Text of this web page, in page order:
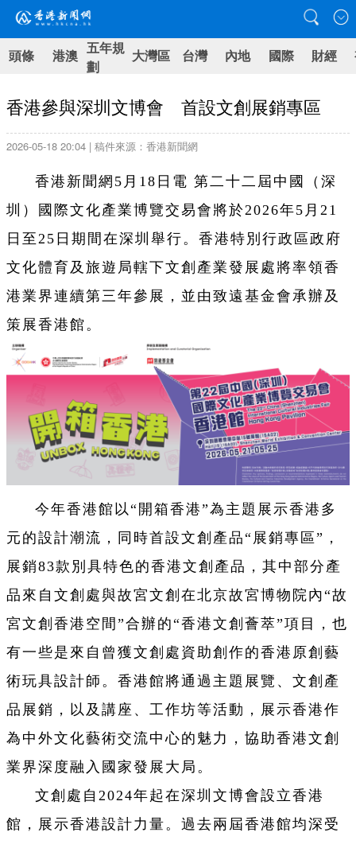
頭條 港澳 五年規
劃
大灣區 台灣 內地 國際 財經
香港參與深圳文博會 首設文創展銷專區
2026-05-18 20:04 | 稿件來源：香港新聞網
香港新聞網5月18日電 第二十二屆中國（深
圳）國際文化產業博覽交易會將於2026年5月21
日至25日期間在深圳舉行。香港特別行政區政府
文化體育及旅遊局轄下文創產業發展處將率領香
港業界連續第三年參展，並由致遠基金會承辦及
策展香港館。
今年香港館以“開箱香港”為主題展示香港多
元的設計潮流，同時首設文創產品“展銷專區”，
展銷83款別具特色的香港文創產品，其中部分產
品來自文創處與故宮文創在北京故宮博物院內“故
宮文創香港空間”合辦的“香港文創薈萃”項目，也
有一些是來自曾獲文創處資助創作的香港原創藝
術玩具設計師。香港館將通過主題展覽、文創產
品展銷，以及講座、工作坊等活動，展示香港作
為中外文化藝術交流中心的魅力，協助香港文創
業界深度融入國家發展大局。
文創處自2024年起在深圳文博會設立香港
館，展示香港設計力量。過去兩屆香港館均深受